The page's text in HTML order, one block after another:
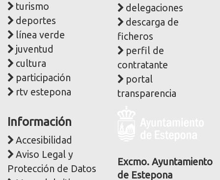
turismo
deportes
línea verde
juventud
cultura
participación
rtv estepona
delegaciones
descarga de
ficheros
perfil de
contratante
portal
transparencia
Información
Accesibilidad
Aviso Legal y
Protección de Datos
corporativa
Excmo. Ayuntamiento
de Estepona